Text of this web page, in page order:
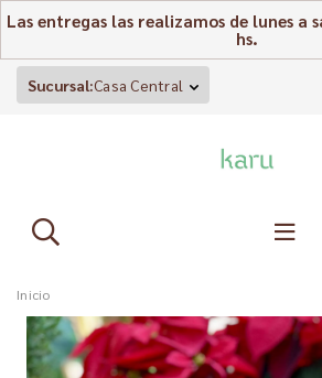
Las entregas las realizamos de lunes a
hs.
Sucursal:Casa Central
Inicio